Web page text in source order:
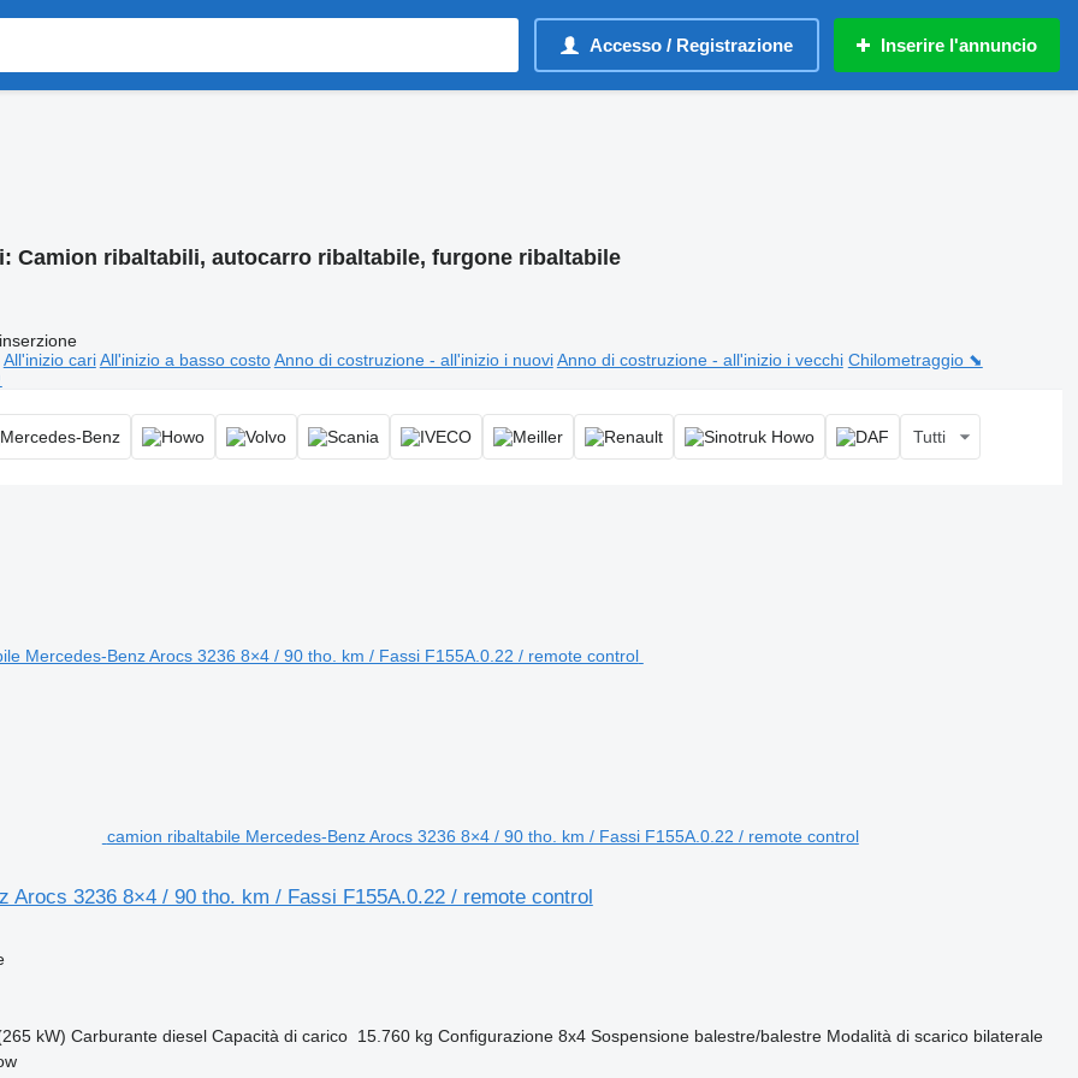
Accesso / Registrazione Inserire l'annuncio
Camion ribaltabili, autocarro ribaltabile, furgone ribaltabile
All'inizio cari All'inizio a basso costo Anno di costruzione - all'inizio i nuovi Anno di costruzione - all'inizio i vecchi Chilometraggio ⬊
Tutti
camion ribaltabile Mercedes-Benz Arocs 3236 8×4 / 90 tho. km / Fassi F155A.0.22 / remote control
Arocs 3236 8×4 / 90 tho. km / Fassi F155A.0.22 / remote control
kW) Carburante diesel Capacità di carico 15.760 kg Configurazione 8x4 Sospensione balestre/balestre Modalità di scarico bilaterale